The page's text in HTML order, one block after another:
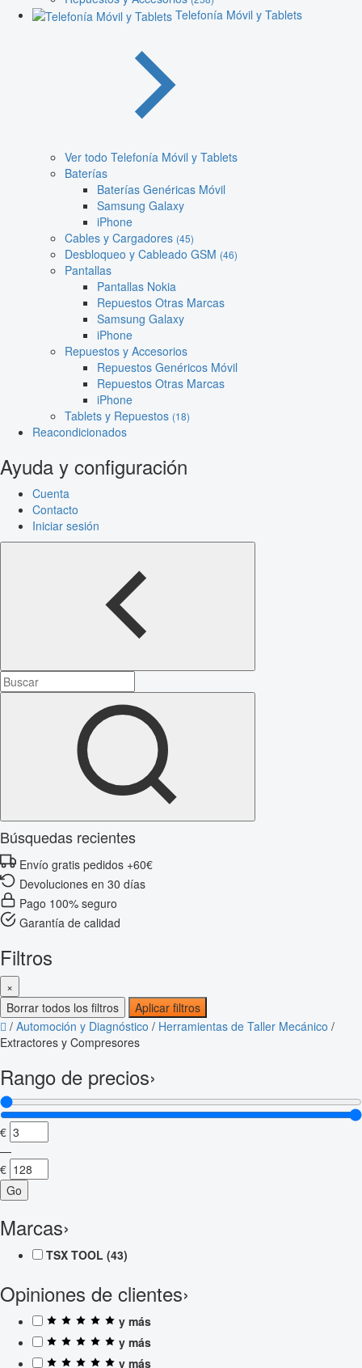
Telefonía Móvil y Tablets
Ver todo Telefonía Móvil y Tablets
Baterías
Baterías Genéricas Móvil
Samsung Galaxy
iPhone
Cables y Cargadores (45)
Desbloqueo y Cableado GSM (46)
Pantallas
Pantallas Nokia
Repuestos Otras Marcas
Samsung Galaxy
iPhone
Repuestos y Accesorios
Repuestos Genéricos Móvil
Repuestos Otras Marcas
iPhone
Tablets y Repuestos (18)
Reacondicionados
Ayuda y configuración
Cuenta
Contacto
Iniciar sesión
Búsquedas recientes
Envío gratis pedidos +60€
Devoluciones en 30 días
Pago 100% seguro
Garantía de calidad
Filtros
×
Borrar todos los filtros
Aplicar filtros
/ Automoción y Diagnóstico / Herramientas de Taller Mecánico /
Extractores y Compresores
Rango de precios›
€
—
€
Go
Marcas›
TSX TOOL (43)
Opiniones de clientes›
y más
y más
y más